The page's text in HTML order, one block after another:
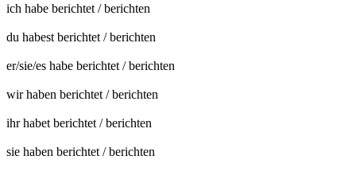
ich habe berichtet /berichten
du habest berichtet /berichten
er/sie/es habe berichtet /berichten
wir haben berichtet /berichten
ihr habet berichtet /berichten
sie haben berichtet /berichten